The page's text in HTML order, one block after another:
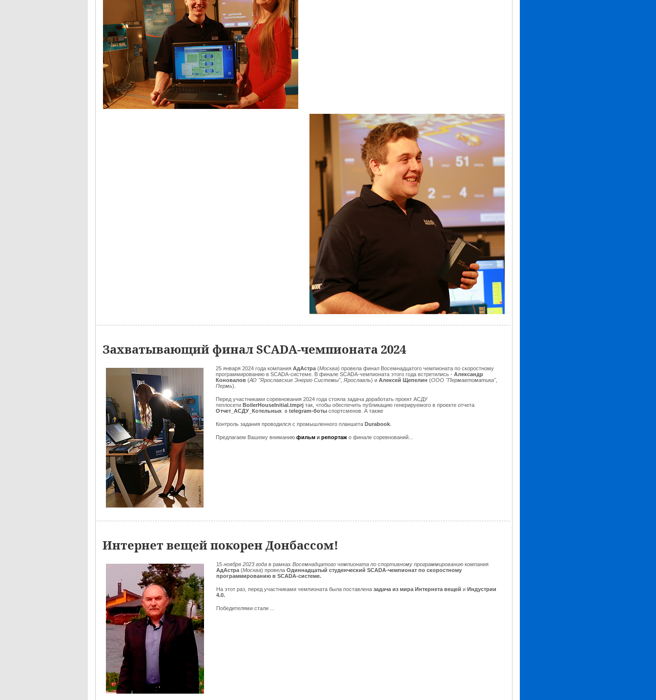
Захватывающий финал SCADA-чемпионата 2024
25 января 2024 года компания АдАстра (Москва) провела финал Восемнадцатого чемпионата по скоростному
программированию в SCADA-системе. В финале SCADA-чемпионата этого года встретились - Александр
Коновалов (АО "Ярославские Энерго Системы", Ярославль) и Алексей Щепелин (ООО "Пермавтоматика",
Пермь).
Перед участниками соревнования 2024 года стояла задача доработать проект АСДУ
теплосети BoilerHouseInitial.tmprj так, чтобы обеспечить публикацию генерируемого в проекте отчета
Отчет_АСДУ_Котельных в telegram-боты спортсменов. А также
Контроль задания проводился с промышленного планшета Durabook
Предлагаем Вашему вниманию фильм и репортаж о финале соревнований...
Интернет вещей покорен Донбассом!
15 ноября 2023 года в рамках Восемнадцатого чемпионата по спортивному программированию компания
АдАстра (Москва) провела Одиннадцатый студенческий SCADA-чемпионат по скоростному
программированию в SCADA-системе.
На этот раз, перед участниками чемпионата была поставлена задача из мира Интернета вещей и Индустрии
4.0.
Победителями стали ...